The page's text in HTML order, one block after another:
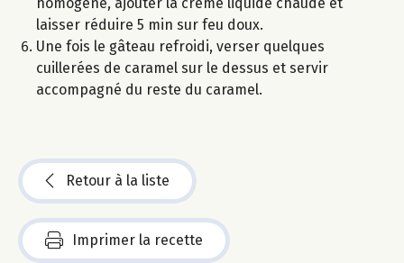
homogène, ajouter la crème liquide chaude et
laisser réduire 5 min sur feu doux.
Une fois le gâteau refroidi, verser quelques
cuillerées de caramel sur le dessus et servir
accompagné du reste du caramel.
Retour à la liste
Imprimer la recette